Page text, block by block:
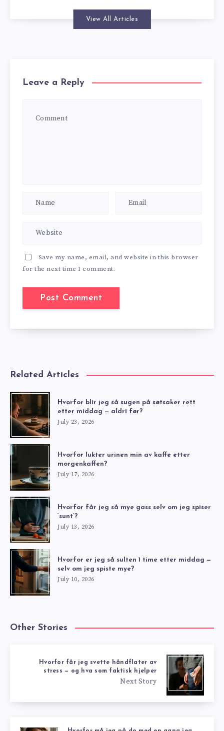
View All Articles
Leave a Reply
Save my name, email, and website in this browser
for the next time I comment.
Related Articles
Hvorfor blir jeg så sugen på søtsaker rett
etter middag — aldri før?
July 23, 2026
Hvorfor lukter urinen min av kaffe etter
morgenkaffen?
July 17, 2026
Hvorfor får jeg så mye gass selv om jeg spiser
‘sunt’?
July 13, 2026
Hvorfor er jeg så sulten 1 time etter middag —
selv om jeg spiste mye?
July 10, 2026
Other Stories
Hvorfor får jeg svette håndflater av
stress — og hva som faktisk hjelper
Next Story